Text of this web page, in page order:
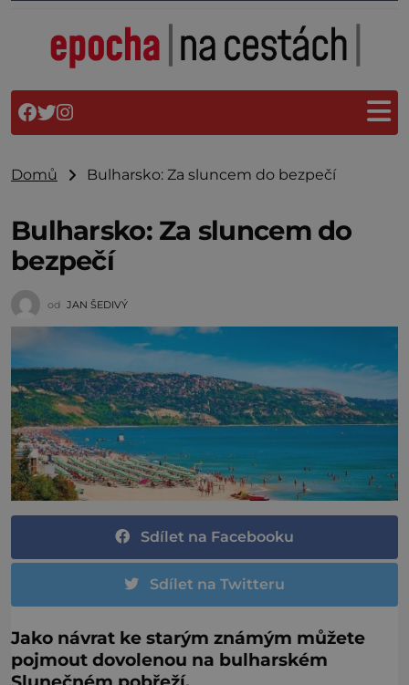
Domů Bulharsko: Za sluncem do bezpečí
Bulharsko: Za sluncem do
bezpečí
od JAN ŠEDIVÝ
Sdílet na Facebooku
Sdílet na Twitteru
Jako návrat ke starým známým můžete
pojmout dovolenou na bulharském